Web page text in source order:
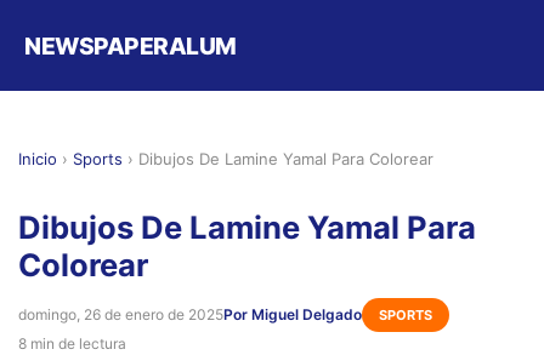
NEWSPAPERALUM
Inicio › Sports › Dibujos De Lamine Yamal Para Colorear
Dibujos De Lamine Yamal Para
Colorear
domingo, 26 de enero de 2025Por Miguel Delgado SPORTS
8 min de lectura